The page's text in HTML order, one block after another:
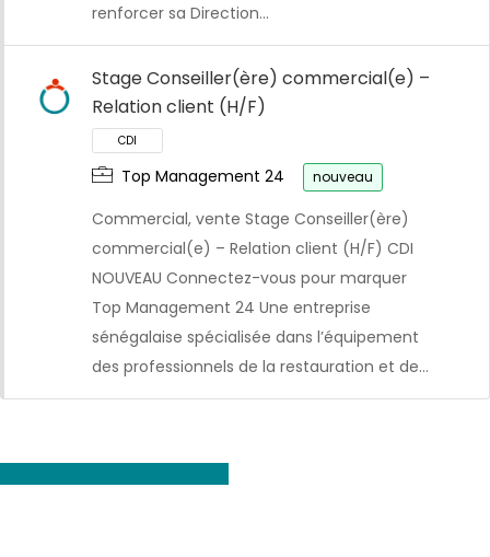
CDI
renforcer sa Direction…
Stage Conseiller(ère) commercial(e) –
Relation client (H/F)
Top Management 24 nouveau
Commercial, vente Stage Conseiller(ère)
commercial(e) – Relation client (H/F) CDI
NOUVEAU Connectez-vous pour marquer
Top Management 24 Une entreprise
sénégalaise spécialisée dans l’équipement
des professionnels de la restauration et de…